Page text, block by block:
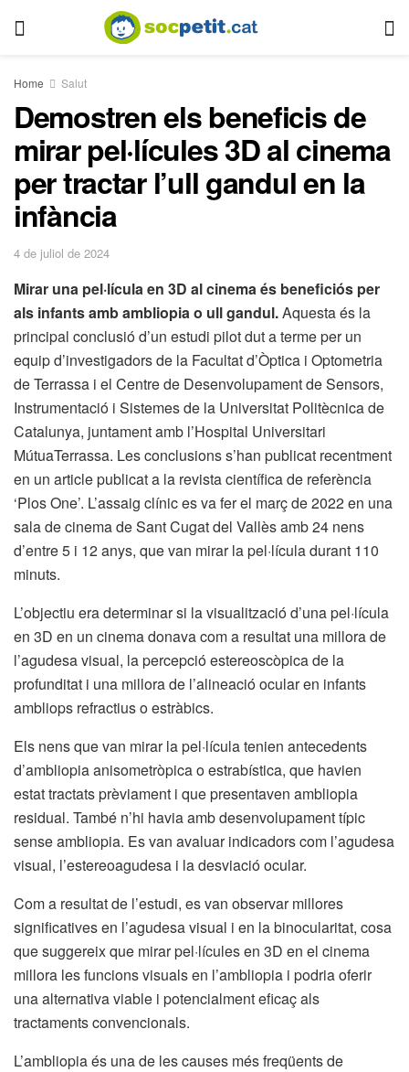
Home Salut
Demostren els beneficis de
mirar pel·lícules 3D al cinema
per tractar l’ull gandul en la
infància
4 de juliol de 2024
Mirar una pel·lícula en 3D al cinema és beneficiós per
als infants amb ambliopia o ull gandul.Aquesta és la
principal conclusió d’un estudi pilot dut a terme per un
equip d’investigadors de la Facultat d’Òptica i Optometria
de Terrassa i el Centre de Desenvolupament de Sensors,
Instrumentació i Sistemes de la Universitat Politècnica de
Catalunya, juntament amb l’Hospital Universitari
MútuaTerrassa. Les conclusions s’han publicat recentment
en un article publicat a la revista científica de referència
‘Plos One’. L’assaig clínic es va fer el març de 2022 en una
sala de cinema de Sant Cugat del Vallès amb 24 nens
d’entre 5 i 12 anys, que van mirar la pel·lícula durant 110
minuts.
L’objectiu era determinar si la visualització d’una pel·lícula
en 3D en un cinema donava com a resultat una millora de
l’agudesa visual, la percepció estereoscòpica de la
profunditat i una millora de l’alineació ocular en infants
ambliops refractius o estràbics.
Els nens que van mirar la pel·lícula tenien antecedents
d’ambliopia anisometròpica o estrabística, que havien
estat tractats prèviament i que presentaven ambliopia
residual. També n’hi havia amb desenvolupament típic
sense ambliopia. Es van avaluar indicadors com l’agudesa
visual, l’estereoagudesa i la desviació ocular.
Com a resultat de l’estudi, es van observar millores
significatives en l’agudesa visual i en la binocularitat, cosa
que suggereix que mirar pel·lícules en 3D en el cinema
millora les funcions visuals en l’ambliopia i podria oferir
una alternativa viable i potencialment eficaç als
tractaments convencionals.
L’ambliopia és una de les causes més freqüents de